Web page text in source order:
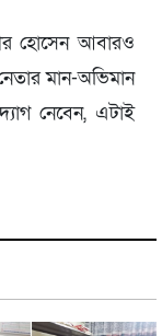
হোসেন আবারও
মান-অভিমান
নেবেন, এটাই